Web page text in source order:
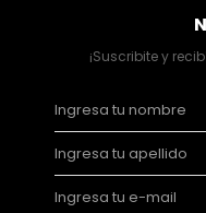
¡Suscribite y